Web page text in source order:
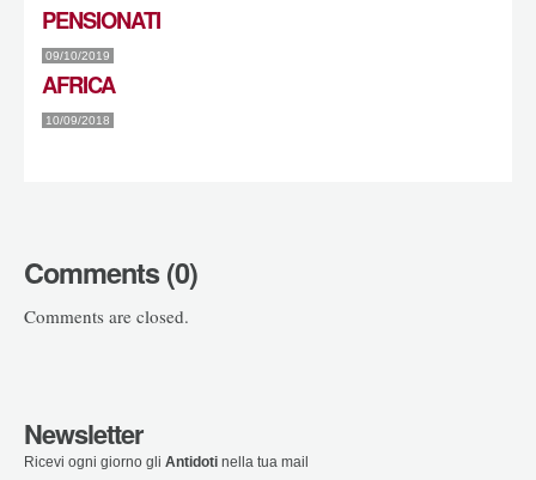
PENSIONATI
09/10/2019
AFRICA
10/09/2018
Comments (0)
Comments are closed.
Newsletter
Ricevi ogni giorno gli Antidoti nella tua mail